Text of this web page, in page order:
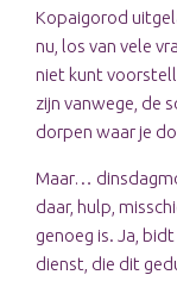
Kopaigorod
nu, los van vele
niet kunt
zijn vanwege, de
dorpen waar je
Maar…
daar, hulp,
genoeg is. Ja,
dienst, die dit